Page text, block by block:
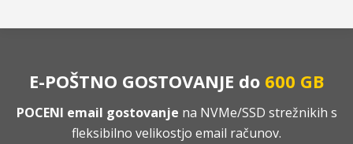
E-POŠTNO GOSTOVANJE do 600 GB
POCENI email gostovanje na NVMe/SSD strežnikih s
fleksibilno velikostjo email računov.